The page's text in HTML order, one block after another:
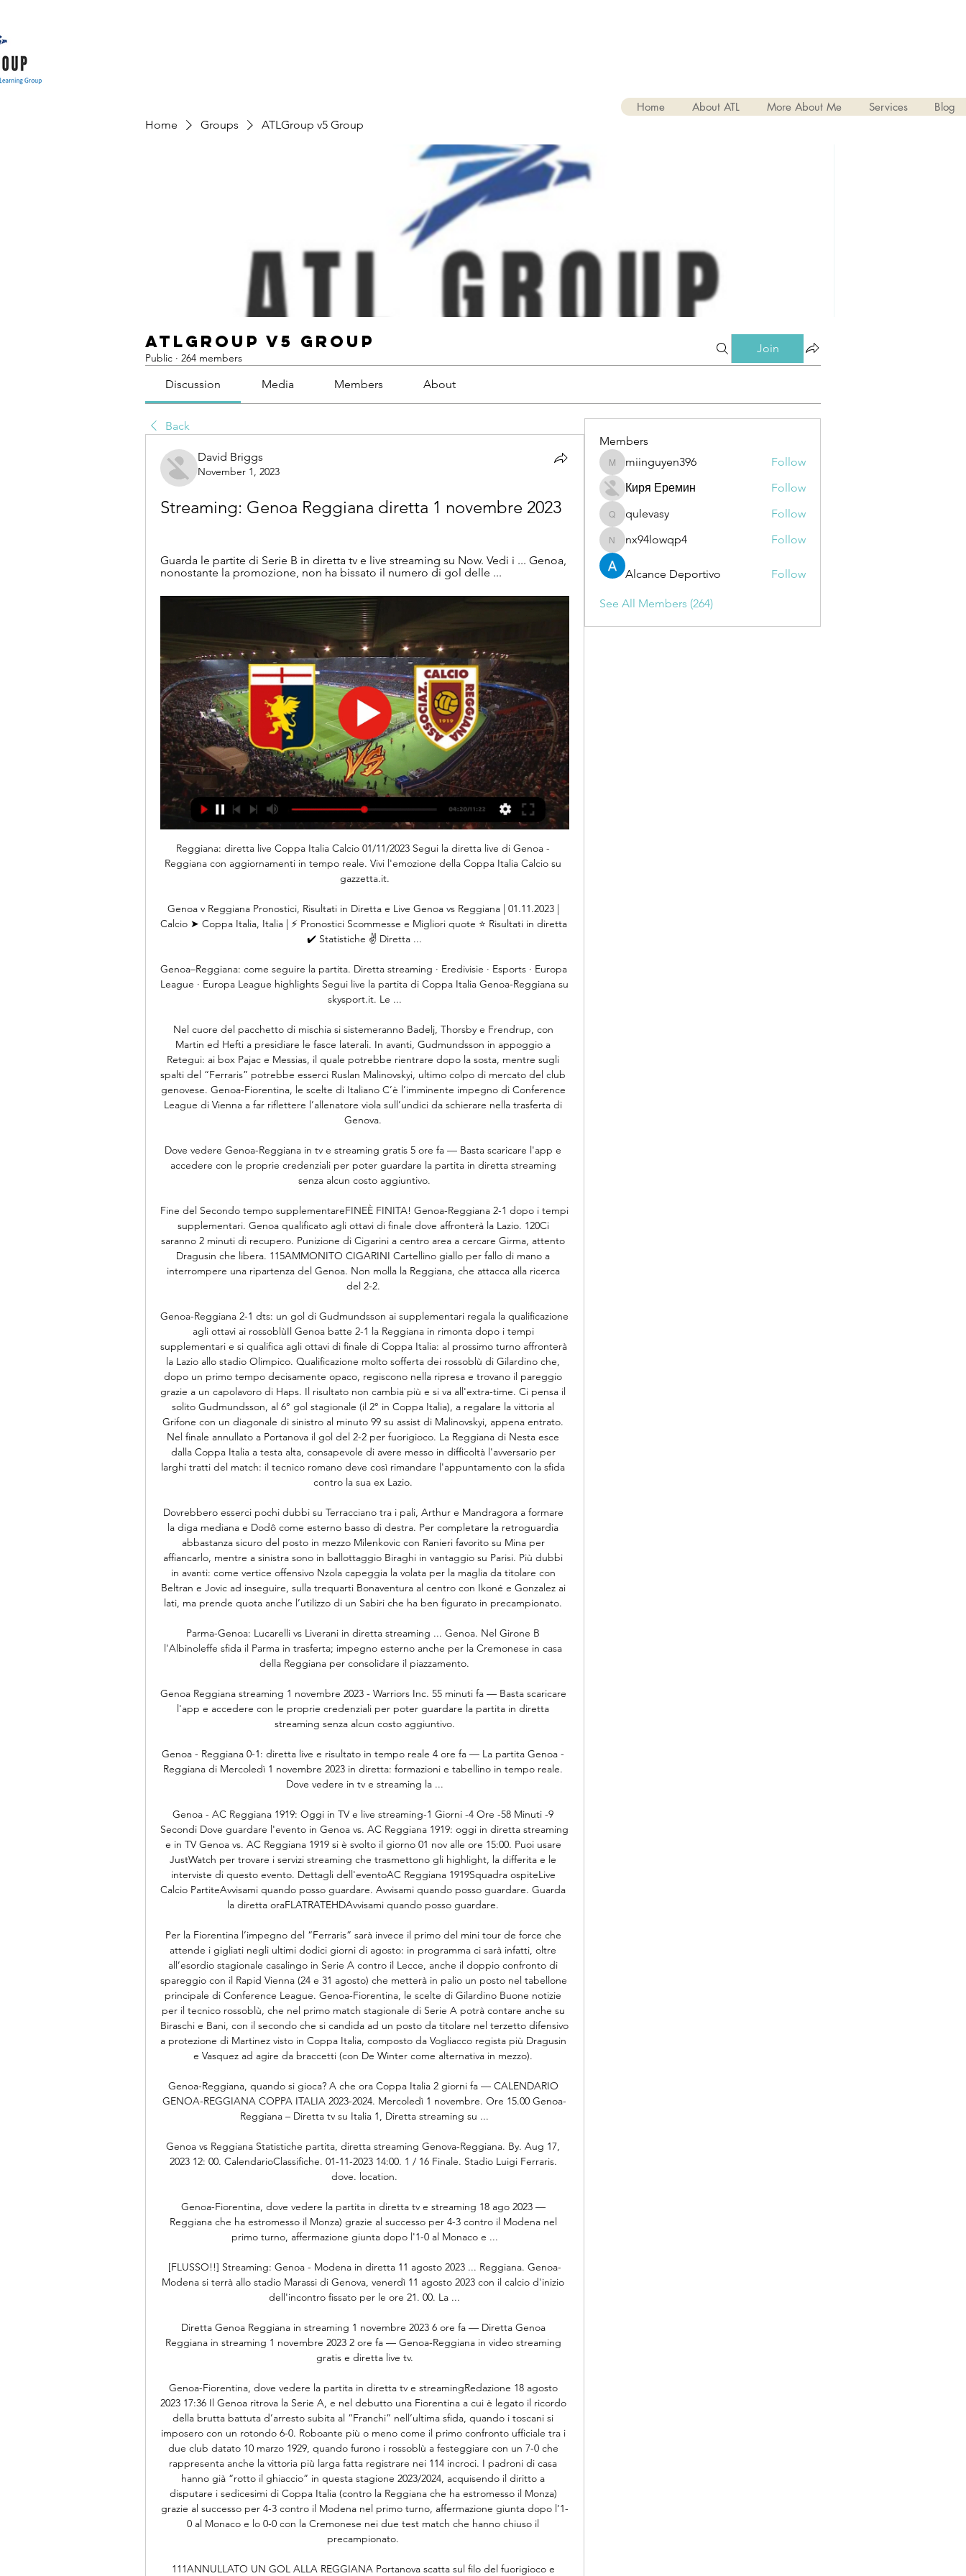
Home Groups ATLGroup v5 Group
ATLGroup v5 Group
Public · 264 members
Join
Discussion Media Members About
Back
David Briggs
November 1, 2023
Streaming: Genoa Reggiana diretta 1 novembre 2023
Guarda le partite di Serie B in diretta tv e live streaming su Now. Vedi i ... Genoa,
nonostante la promozione, non ha bissato il numero di gol delle ...
Reggiana: diretta live Coppa Italia Calcio 01/11/2023 Segui la diretta live di Genoa -
Reggiana con aggiornamenti in tempo reale. Vivi l'emozione della Coppa Italia Calcio su
gazzetta.it.
Genoa v Reggiana Pronostici, Risultati in Diretta e Live Genoa vs Reggiana | 01.11.2023 |
Calcio ➤ Coppa Italia, Italia | ⚡ Pronostici Scommesse e Migliori quote ⭐ Risultati in diretta
✔️ Statistiche ✌ Diretta ...
Genoa–Reggiana: come seguire la partita. Diretta streaming · Eredivisie · Esports · Europa
League · Europa League highlights Segui live la partita di Coppa Italia Genoa-Reggiana su
skysport.it. Le ...
Nel cuore del pacchetto di mischia si sistemeranno Badelj, Thorsby e Frendrup, con
Martin ed Hefti a presidiare le fasce laterali. In avanti, Gudmundsson in appoggio a
Retegui: ai box Pajac e Messias, il quale potrebbe rientrare dopo la sosta, mentre sugli
spalti del “Ferraris” potrebbe esserci Ruslan Malinovskyi, ultimo colpo di mercato del club
genovese. Genoa-Fiorentina, le scelte di Italiano C’è l’imminente impegno di Conference
League di Vienna a far riflettere l’allenatore viola sull’undici da schierare nella trasferta di
Genova.
Dove vedere Genoa-Reggiana in tv e streaming gratis 5 ore fa — Basta scaricare l'app e
accedere con le proprie credenziali per poter guardare la partita in diretta streaming
senza alcun costo aggiuntivo.
Fine del Secondo tempo supplementareFINEÈ FINITA! Genoa-Reggiana 2-1 dopo i tempi
supplementari. Genoa qualificato agli ottavi di finale dove affronterà la Lazio. 120Ci
saranno 2 minuti di recupero. Punizione di Cigarini a centro area a cercare Girma, attento
Dragusin che libera. 115AMMONITO CIGARINI Cartellino giallo per fallo di mano a
interrompere una ripartenza del Genoa. Non molla la Reggiana, che attacca alla ricerca
del 2-2.
Genoa-Reggiana 2-1 dts: un gol di Gudmundsson ai supplementari regala la qualificazione
agli ottavi ai rossoblùIl Genoa batte 2-1 la Reggiana in rimonta dopo i tempi
supplementari e si qualifica agli ottavi di finale di Coppa Italia: al prossimo turno affronterà
la Lazio allo stadio Olimpico. Qualificazione molto sofferta dei rossoblù di Gilardino che,
dopo un primo tempo decisamente opaco, regiscono nella ripresa e trovano il pareggio
grazie a un capolavoro di Haps. Il risultato non cambia più e si va all'extra-time. Ci pensa il
solito Gudmundsson, al 6° gol stagionale (il 2° in Coppa Italia), a regalare la vittoria al
Grifone con un diagonale di sinistro al minuto 99 su assist di Malinovskyi, appena entrato.
Nel finale annullato a Portanova il gol del 2-2 per fuorigioco. La Reggiana di Nesta esce
dalla Coppa Italia a testa alta, consapevole di avere messo in difficoltà l'avversario per
larghi tratti del match: il tecnico romano deve così rimandare l'appuntamento con la sfida
contro la sua ex Lazio.
Dovrebbero esserci pochi dubbi su Terracciano tra i pali, Arthur e Mandragora a formare
la diga mediana e Dodô come esterno basso di destra. Per completare la retroguardia
abbastanza sicuro del posto in mezzo Milenkovic con Ranieri favorito su Mina per
affiancarlo, mentre a sinistra sono in ballottaggio Biraghi in vantaggio su Parisi. Più dubbi
in avanti: come vertice offensivo Nzola capeggia la volata per la maglia da titolare con
Beltran e Jovic ad inseguire, sulla trequarti Bonaventura al centro con Ikoné e Gonzalez ai
lati, ma prende quota anche l’utilizzo di un Sabiri che ha ben figurato in precampionato.
Parma-Genoa: Lucarelli vs Liverani in diretta streaming ... Genoa. Nel Girone B
l'Albinoleffe sfida il Parma in trasferta; impegno esterno anche per la Cremonese in casa
della Reggiana per consolidare il piazzamento.
Genoa Reggiana streaming 1 novembre 2023 - Warriors Inc. 55 minuti fa — Basta scaricare
l'app e accedere con le proprie credenziali per poter guardare la partita in diretta
streaming senza alcun costo aggiuntivo.
Genoa - Reggiana 0-1: diretta live e risultato in tempo reale 4 ore fa — La partita Genoa -
Reggiana di Mercoledì 1 novembre 2023 in diretta: formazioni e tabellino in tempo reale.
Dove vedere in tv e streaming la ...
Genoa - AC Reggiana 1919: Oggi in TV e live streaming-1 Giorni -4 Ore -58 Minuti -9
Secondi Dove guardare l'evento in Genoa vs. AC Reggiana 1919: oggi in diretta streaming
e in TV Genoa vs. AC Reggiana 1919 si è svolto il giorno 01 nov alle ore 15:00. Puoi usare
JustWatch per trovare i servizi streaming che trasmettono gli highlight, la differita e le
interviste di questo evento. Dettagli dell'eventoAC Reggiana 1919Squadra ospiteLive
Calcio PartiteAvvisami quando posso guardare. Avvisami quando posso guardare. Guarda
la diretta oraFLATRATEHDAvvisami quando posso guardare.
Per la Fiorentina l’impegno del “Ferraris” sarà invece il primo del mini tour de force che
attende i gigliati negli ultimi dodici giorni di agosto: in programma ci sarà infatti, oltre
all’esordio stagionale casalingo in Serie A contro il Lecce, anche il doppio confronto di
spareggio con il Rapid Vienna (24 e 31 agosto) che metterà in palio un posto nel tabellone
principale di Conference League. Genoa-Fiorentina, le scelte di Gilardino Buone notizie
per il tecnico rossoblù, che nel primo match stagionale di Serie A potrà contare anche su
Biraschi e Bani, con il secondo che si candida ad un posto da titolare nel terzetto difensivo
a protezione di Martinez visto in Coppa Italia, composto da Vogliacco regista più Dragusin
e Vasquez ad agire da braccetti (con De Winter come alternativa in mezzo).
Genoa-Reggiana, quando si gioca? A che ora Coppa Italia 2 giorni fa — CALENDARIO
GENOA-REGGIANA COPPA ITALIA 2023-2024. Mercoledì 1 novembre. Ore 15.00 Genoa-
Reggiana – Diretta tv su Italia 1, Diretta streaming su ...
Genoa vs Reggiana Statistiche partita, diretta streaming Genova-Reggiana. By. Aug 17,
2023 12: 00. CalendarioClassifiche. 01-11-2023 14:00. 1 / 16 Finale. Stadio Luigi Ferraris.
dove. location.
Genoa-Fiorentina, dove vedere la partita in diretta tv e streaming 18 ago 2023 —
Reggiana che ha estromesso il Monza) grazie al successo per 4-3 contro il Modena nel
primo turno, affermazione giunta dopo l'1-0 al Monaco e ...
[FLUSSO!!] Streaming: Genoa - Modena in diretta 11 agosto 2023 ... Reggiana. Genoa-
Modena si terrà allo stadio Marassi di Genova, venerdì 11 agosto 2023 con il calcio d'inizio
dell'incontro fissato per le ore 21. 00. La ...
Diretta Genoa Reggiana in streaming 1 novembre 2023 6 ore fa — Diretta Genoa
Reggiana in streaming 1 novembre 2023 2 ore fa — Genoa-Reggiana in video streaming
gratis e diretta live tv.
Genoa-Fiorentina, dove vedere la partita in diretta tv e streamingRedazione 18 agosto
2023 17:36 Il Genoa ritrova la Serie A, e nel debutto una Fiorentina a cui è legato il ricordo
della brutta battuta d’arresto subita al “Franchi” nell’ultima sfida, quando i toscani si
imposero con un rotondo 6-0. Roboante più o meno come il primo confronto ufficiale tra i
due club datato 10 marzo 1929, quando furono i rossoblù a festeggiare con un 7-0 che
rappresenta anche la vittoria più larga fatta registrare nei 114 incroci. I padroni di casa
hanno già “rotto il ghiaccio” in questa stagione 2023/2024, acquisendo il diritto a
disputare i sedicesimi di Coppa Italia (contro la Reggiana che ha estromesso il Monza)
grazie al successo per 4-3 contro il Modena nel primo turno, affermazione giunta dopo l’1-
0 al Monaco e lo 0-0 con la Cremonese nei due test match che hanno chiuso il
precampionato.
111ANNULLATO UN GOL ALLA REGGIANA Portanova scatta sul filo del fuorigioco e
Members
miinguyen396
miinguyen396
Follow
Киря Еремин
Follow
qulevasy
qulevasy Follow
nx94lowqp4
nx94lowqp4 Follow
Alcance Deportivo Follow
See All Members (264)
Home About ATL More About Me Services Blog